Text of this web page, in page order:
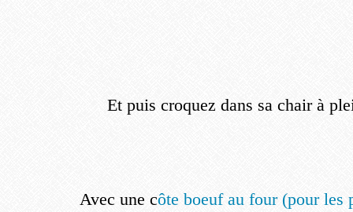
Et puis croquez dans sa chair à
Avec une côte boeuf au four (pour les